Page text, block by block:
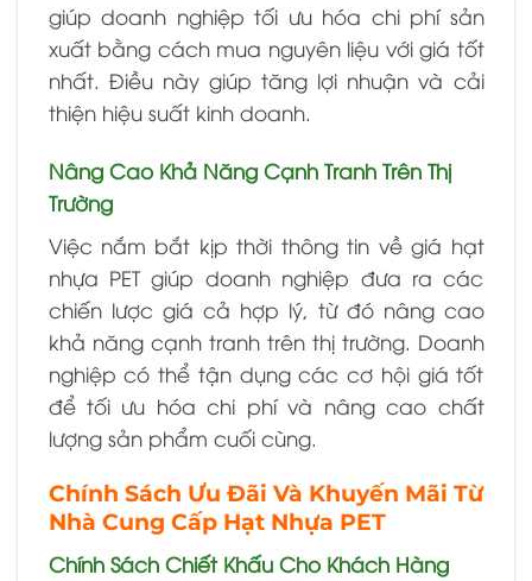
giúp doanh nghiệp tối ưu hóa chi phí sản
xuất bằng cách mua nguyên liệu với giá tốt
nhất. Điều này giúp tăng lợi nhuận và cải
thiện hiệu suất kinh doanh.
Nâng Cao Khả Năng Cạnh Tranh Trên Thị
Trường
Việc nắm bắt kịp thời thông tin về giá hạt
nhựa PET giúp doanh nghiệp đưa ra các
chiến lược giá cả hợp lý, từ đó nâng cao
khả năng cạnh tranh trên thị trường. Doanh
nghiệp có thể tận dụng các cơ hội giá tốt
để tối ưu hóa chi phí và nâng cao chất
lượng sản phẩm cuối cùng.
Chính Sách Ưu Đãi Và Khuyến Mãi Từ
Nhà Cung Cấp Hạt Nhựa PET
Chính Sách Chiết Khấu Cho Khách Hàng